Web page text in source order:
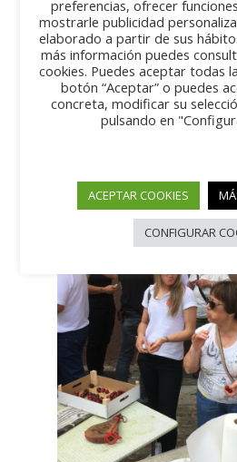
preferencias, ofrecer
mostrarle publicidad
elaborado a partir de sus
más información puedes
cookies. Puedes aceptar todas
botón “Aceptar” o puedes
concreta, modificar su
pulsando en
ACEPTAR COOKIES
CONFIGURAR